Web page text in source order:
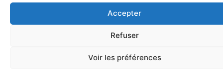
Accepter
Refuser
Voir les préférences
Elle semblait capricieuse en ce 1er juillet 2026, le mistral ayant
décidé de s’inviter dans cette rencontre entre le club nautique et
l’association pour la réinsertion FRAT (« Faire route avec toi »).
L’ensemble des skippers décide donc d’appareiller rapidement,
vent prévu en milieu de journée. Ce sont au total près de cinquante